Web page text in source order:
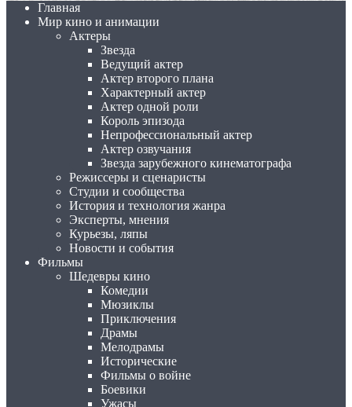
Главная
Мир кино и анимации
Актеры
Звезда
Ведущий актер
Актер второго плана
Характерный актер
Актер одной роли
Король эпизода
Непрофессиональный актер
Актер озвучания
Звезда зарубежного кинематографа
Режиссеры и сценаристы
Студии и сообщества
История и технология жанра
Эксперты, мнения
Курьезы, ляпы
Новости и события
Фильмы
Шедевры кино
Комедии
Мюзиклы
Приключения
Драмы
Мелодрамы
Исторические
Фильмы о войне
Боевики
Ужасы